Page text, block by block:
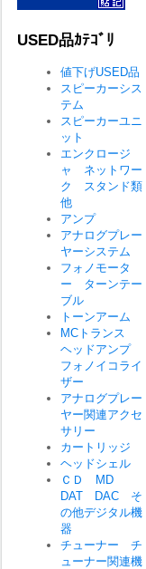
USED品ｶﾃｺﾞﾘ
値下げUSED品
スピーカーシス
テム
スピーカーユニ
ット
エンクロージ
ャ ネットワー
ク スタンド類
他
アンプ
アナログプレー
ヤーシステム
フォノモータ
ー ターンテー
ブル
トーンアーム
MCトランス
ヘッドアンプ
フォノイコライ
ザー
アナログプレー
ヤー関連アクセ
サリー
カートリッジ
ヘッドシェル
ＣＤ MD
DAT DAC そ
の他デジタル機
器
チューナー チ
ューナー関連機